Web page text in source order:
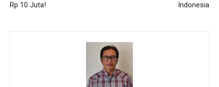
Rp 10 Juta!
Indonesia